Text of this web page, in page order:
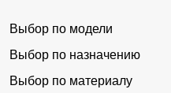
Выбор по модели
Выбор по назначению
Выбор по материалу